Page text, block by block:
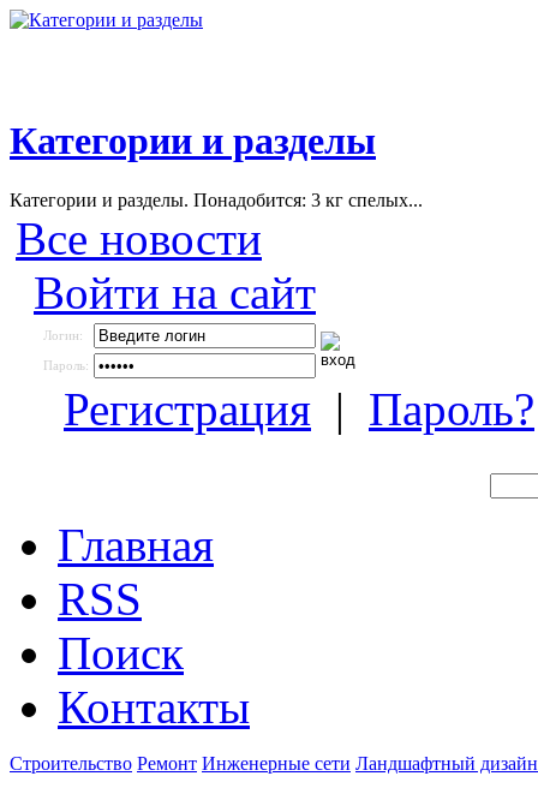
Категории и разделы
Категории и разделы. Понадобится: 3 кг спелых...
Все новости
Войти на сайт
Логин:
Пароль:
Регистрация | Пароль?
Главная
RSS
Поиск
Контакты
Строительство Ремонт Инженерные сети Ландшафтный дизайн